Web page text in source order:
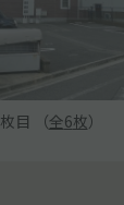
枚目 （全6枚）